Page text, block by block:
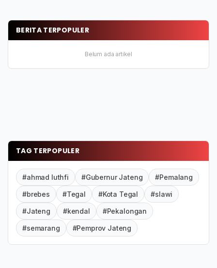
BERITA TERPOPULER
Belum ada artikel
TAG TERPOPULER
#ahmad luthfi #Gubernur Jateng #Pemalang
#brebes #Tegal #Kota Tegal #slawi
#Jateng #kendal #Pekalongan
#semarang #Pemprov Jateng